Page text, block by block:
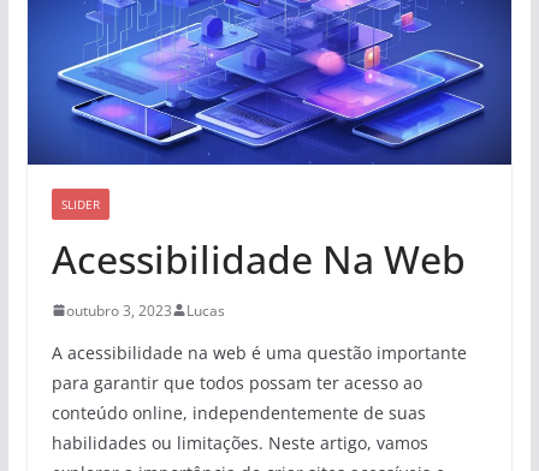
SLIDER
Acessibilidade Na Web
outubro 3, 2023 Lucas
A acessibilidade na web é uma questão importante
para garantir que todos possam ter acesso ao
conteúdo online, independentemente de suas
habilidades ou limitações. Neste artigo, vamos